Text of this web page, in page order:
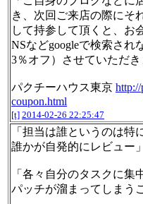
き、次回ご来店の際にそ
して持参して頂くと、お
NSなどgoogleで検索され
3％オフ）させていただき
パクチーハウス東京
coupon.html
[t] 2014-02-26 22:25:47
「担当は誰というのは特
誰かが自発的にレビュー」
「各々自分のタスクに集
パッチが溜まってしまう